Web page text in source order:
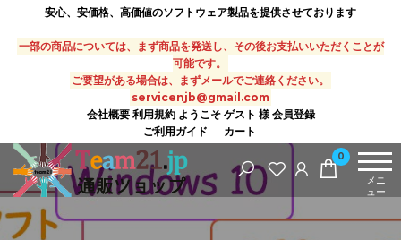
安心、安価格、高価値のソフトウェア製品を提供させております
一部の商品については、まず商品を発送し、その後お支払いいただくことが
可能です。
ご要望がある場合は、まずメールでご連絡ください。
servicenjb@gmail.com
会社概要 利用規約 ようこそ ゲスト 様 会員登録
ご利用ガイド
カート
0
メニ
ュー